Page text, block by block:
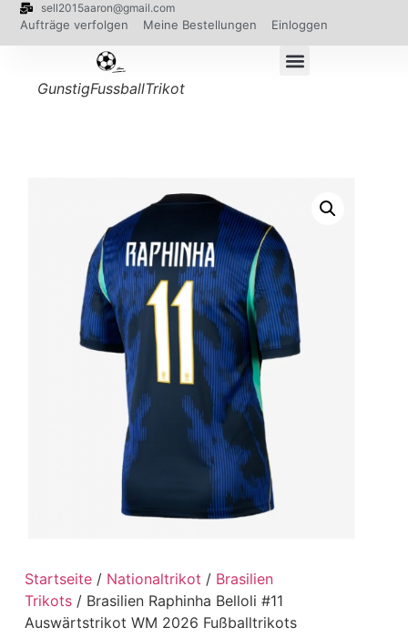
sell2015aaron@gmail.com
Aufträge verfolgen Meine Bestellungen Einloggen
GunstigFussballTrikot
Startseite/ Nationaltrikot / Brasilien
Trikots/ Brasilien Raphinha Belloli #11
Auswärtstrikot WM 2026 Fußballtrikots